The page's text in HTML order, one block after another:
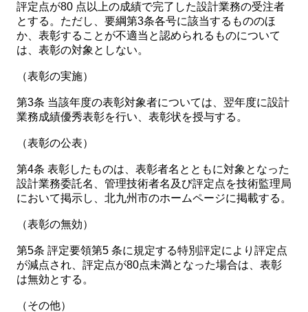
評定点が80 点以上の成績で完了した設計業務の受注者
とする。ただし、要綱第3条各号に該当するもののほ
か、表彰することが不適当と認められるものについて
は、表彰の対象としない。
（表彰の実施）
第3条 当該年度の表彰対象者については、翌年度に設計
業務成績優秀表彰を行い、表彰状を授与する。
（表彰の公表）
第4条 表彰したものは、表彰者名とともに対象となった
設計業務委託名、管理技術者名及び評定点を技術監理局
において掲示し、北九州市のホームページに掲載する。
（表彰の無効）
第5条 評定要領第5 条に規定する特別評定により評定点
が減点され、評定点が80点未満となった場合は、表彰
は無効とする。
（その他）